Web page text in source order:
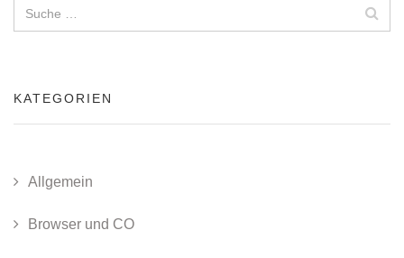
KATEGORIEN
Allgemein
Browser und CO